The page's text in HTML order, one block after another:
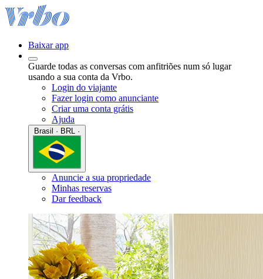
Baixar app
Guarde todas as conversas com anfitriões num só lugar
usando a sua conta da Vrbo.
Login do viajante
Fazer login como anunciante
Criar uma conta grátis
Ajuda
Anuncie a sua propriedade
Minhas reservas
Dar feedback